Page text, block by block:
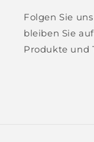
Folgen Sie
bleiben Sie auf
Produkte und